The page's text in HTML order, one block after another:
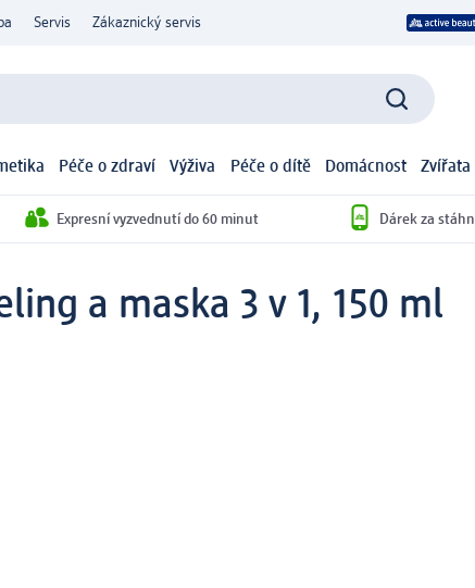
Servis Zákaznický servis
Péče o zdraví Výživa Péče o dítě Domácnost Zvířata
Expresní vyzvednutí do 60 minut Dárek za
a maska 3 v 1, 150 ml